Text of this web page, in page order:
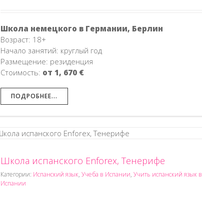
Школа немецкого в Германии, Берлин
Возраст: 18+
Начало занятий: круглый год
Размещение: резиденция
Стоимость: от 1, 670 €
ПОДРОБНЕЕ...
Школа испанского Enforex, Тенерифе
Категории: Испанский язык, Учеба в Испании, Учить испанский язык в
Испании